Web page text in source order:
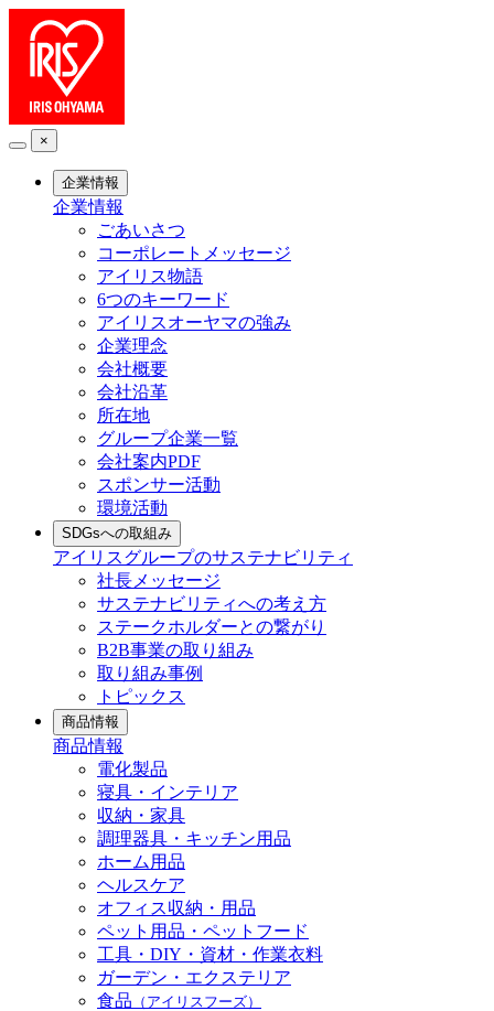
×
企業情報
企業情報
ごあいさつ
コーポレートメッセージ
アイリス物語
6つのキーワード
アイリスオーヤマの強み
企業理念
会社概要
会社沿革
所在地
グループ企業一覧
会社案内PDF
スポンサー活動
環境活動
SDGsへの取組み
アイリスグループのサステナビリティ
社長メッセージ
サステナビリティへの考え方
ステークホルダーとの繋がり
B2B事業の取り組み
取り組み事例
トピックス
商品情報
商品情報
電化製品
寝具・インテリア
収納・家具
調理器具・キッチン用品
ホーム用品
ヘルスケア
オフィス収納・用品
ペット用品・ペットフード
工具・DIY・資材・作業衣料
ガーデン・エクステリア
食品 （アイリスフーズ）